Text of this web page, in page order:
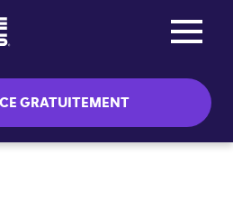
GRATUITEMENT